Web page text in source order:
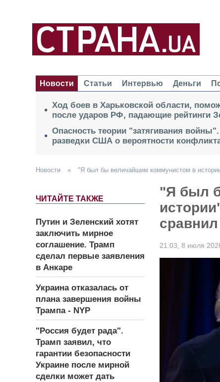
Новости
Статьи Интервью Деньги
Ход боев в Харьковской области,
после ударов РФ, падающие рейтинги
Опасность теории "затягивания
разведки США о вероятности
Новости » "Я был бы величайшим коммунистом в
ЧИТАЙТЕ ТАКЖЕ
Путин и Зеленский хотят
заключить мирное
соглашение. Трамп
сделал первые заявления
в Анкаре
Украина отказалась от
плана завершения войны
Трампа - NYP
"Россия будет рада".
Трамп заявил, что
гарантии безопасности
Украине после мирной
сделки может дать
"Я был
21:03, 8 июля